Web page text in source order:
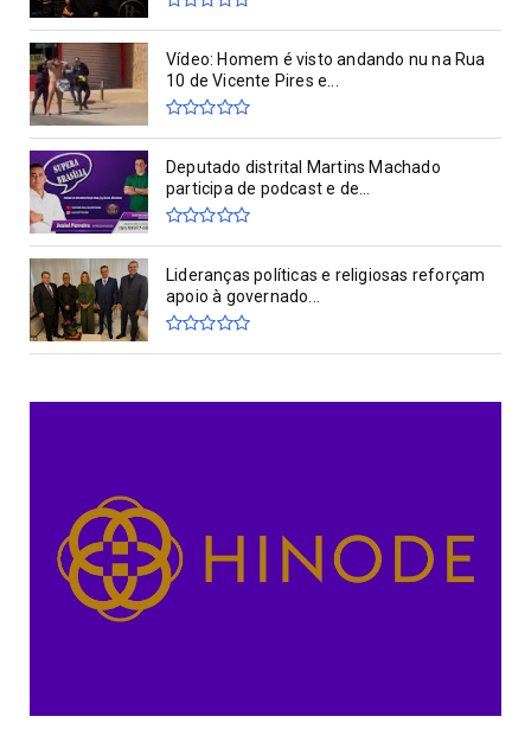
Vídeo: Homem é visto andando nu na Rua
10 de Vicente Pires e...
Deputado distrital Martins Machado
participa de podcast e de...
Lideranças políticas e religiosas reforçam
apoio à governado...